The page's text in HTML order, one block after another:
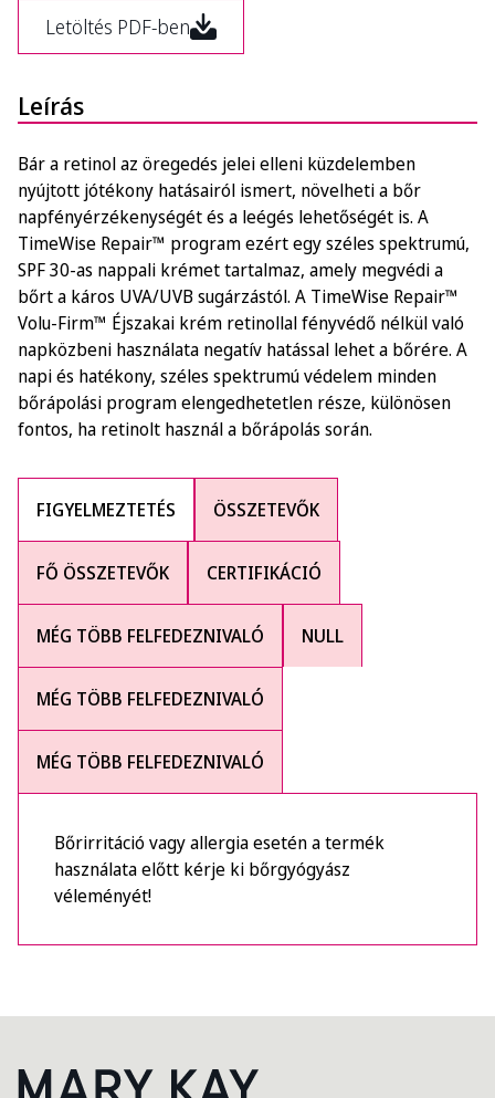
Letöltés PDF-ben
Leírás
Bár a retinol az öregedés jelei elleni küzdelemben
nyújtott jótékony hatásairól ismert, növelheti a bőr
napfényérzékenységét és a leégés lehetőségét is. A
TimeWise Repair™ program ezért egy széles spektrumú,
SPF 30-as nappali krémet tartalmaz, amely megvédi a
bőrt a káros UVA/UVB sugárzástól. A TimeWise Repair™
Volu-Firm™ Éjszakai krém retinollal fényvédő nélkül való
napközbeni használata negatív hatással lehet a bőrére. A
napi és hatékony, széles spektrumú védelem minden
bőrápolási program elengedhetetlen része, különösen
fontos, ha retinolt használ a bőrápolás során.
FIGYELMEZTETÉS ÖSSZETEVŐK
FŐ ÖSSZETEVŐK CERTIFIKÁCIÓ
MÉG TÖBB FELFEDEZNIVALÓ NULL
MÉG TÖBB FELFEDEZNIVALÓ
MÉG TÖBB FELFEDEZNIVALÓ
Bőrirritáció vagy allergia esetén a termék
használata előtt kérje ki bőrgyógyász
véleményét!